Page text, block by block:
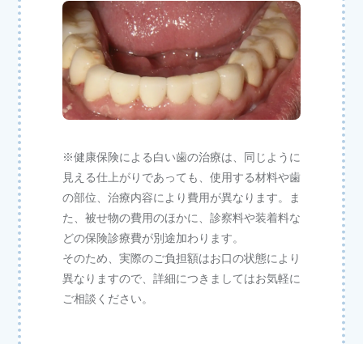
※健康保険による白い歯の治療は、同じように
見える仕上がりであっても、使用する材料や歯
の部位、治療内容により費用が異なります。ま
た、被せ物の費用のほかに、診察料や装着料な
どの保険診療費が別途加わります。
そのため、実際のご負担額はお口の状態により
異なりますので、詳細につきましてはお気軽に
ご相談ください。